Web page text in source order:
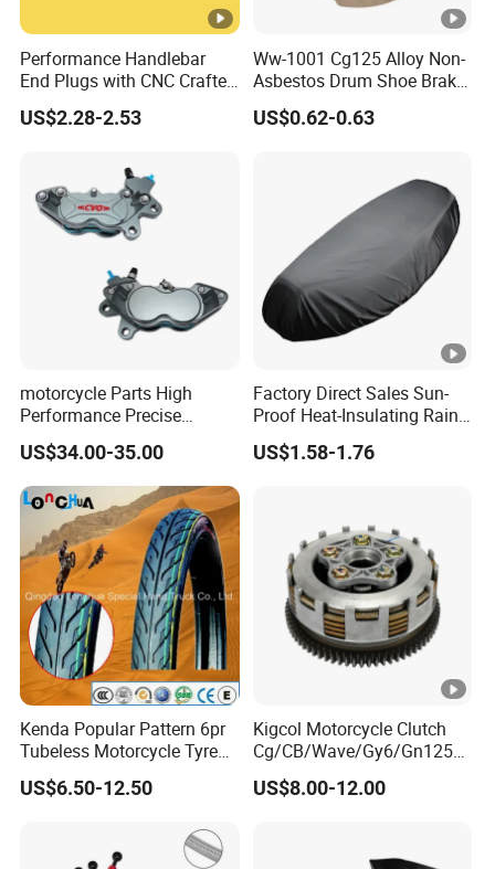
Performance Handlebar
End Plugs with CNC Crafted
Structural Integrity,
Motorcycle
US$2.28-2.53
Ww-1001 Cg125 Alloy Non-
Asbestos Drum Shoe Brake
Motorcycle Parts
US$0.62-0.63
motorcycle Parts High
Performance Precise
Motorcycle Accessories
Brake Caliper Piston 4-
30*15 Motorcycle Brake
Caliper for Universal
Motorcycle Spare Parts
US$34.00-35.00
Factory Direct Sales Sun-
Proof Heat-Insulating Rain-
Proof Oxford Cloth
Lightweight Durable
US$1.58-1.76
Kenda Popular Pattern 6pr
Tubeless Motorcycle Tyre
(60/70-17)
US$6.50-12.50
Kigcol Motorcycle Clutch
Cg/CB/Wave/Gy6/Gn125/P
ulsar/Fz Motorcycle Spare
Part OEM Accessories for
US$8.00-12.00